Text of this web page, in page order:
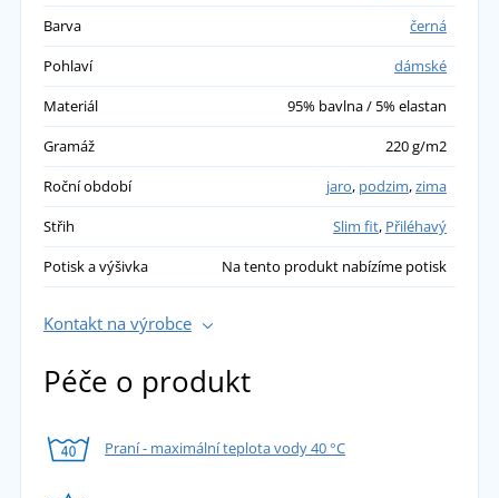
krásně schová bříško. I když se v nich
zapotím, nezapáchají jako je tomu u syntetiky.
Jsou fakt skvělé.
přidáno 07.02.2026
Marcela
Mám 110kg a silnější nohy legíny jsem
natáhla jen ke kolenům.
Největší vel 3xl je škoda, že se nedělají větší a
nepokryjí i tuto poptávku.
Barva
černá
Pohlaví
dámské
Materiál
95% bavlna / 5% elastan
Gramáž
220 g/m2
Roční období
jaro, podzim,zima
Střih
Slim fit, Přiléhavý
Potisk a výšivka
Na tento produkt nabízíme potisk
Kontakt na výrobce
Péče o produkt
Praní - maximální teplota vody 40 °C